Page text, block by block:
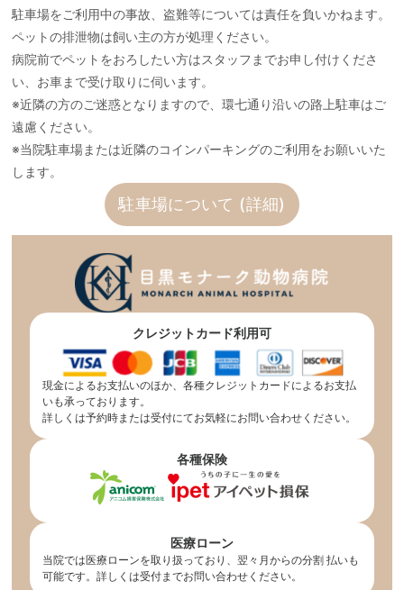
駐車場をご利用中の事故、盗難等については責任を負いかねます。
ペットの排泄物は飼い主の方が処理ください。
病院前でペットをおろしたい方はスタッフまでお申し付けくださ
い、お車まで受け取りに伺います。
※近隣の方のご迷惑となりますので、環七通り沿いの路上駐車はご
遠慮ください。
※当院駐車場または近隣のコインパーキングのご利用をお願いいた
します。
駐車場について (詳細)
クレジットカード利用可
現金によるお支払いのほか、各種クレジットカードによるお支払
いも承っております。
詳しくは予約時または受付にてお気軽にお問い合わせください。
各種保険
医療ローン
当院では医療ローンを取り扱っており、翌々月からの分割 払いも
可能です。詳しくは受付までお問い合わせください。